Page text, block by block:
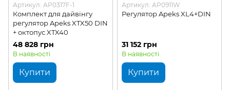
Артикул: AP0317F-1
Комплект для дайвінгу
регулятор Apeks XTX50 DIN
+ октопус XTX40
48 828 грн
В наявності
Купити
Артикул: AP0911W
Регулятор Apeks XL4+DIN
31 152 грн
В наявності
Купити